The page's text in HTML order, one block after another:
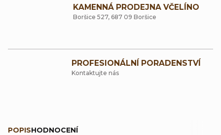
KAMENNÁ PRODEJNA VČELÍNO
Boršice 527, 687 09 Boršice
PROFESIONÁLNÍ PORADENSTVÍ
Kontaktujte nás
POPISHODNOCENÍ